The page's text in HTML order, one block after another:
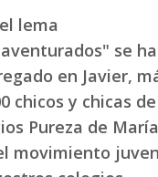
lema
se
en Javier,
chicos y chicas
Pureza de
movimiento